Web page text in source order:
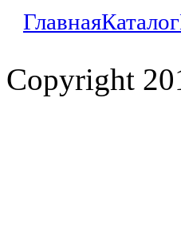
ГлавнаяКаталог
Copyright